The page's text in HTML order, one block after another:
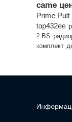
came
Prime Pult
top432ee
2 BS
комплект